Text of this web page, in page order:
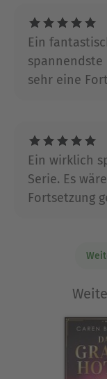
kleinen Ort bei
unter
Ein
spannendste
sehr eine
Ein wirklich
Serie. Es
Fortsetzung